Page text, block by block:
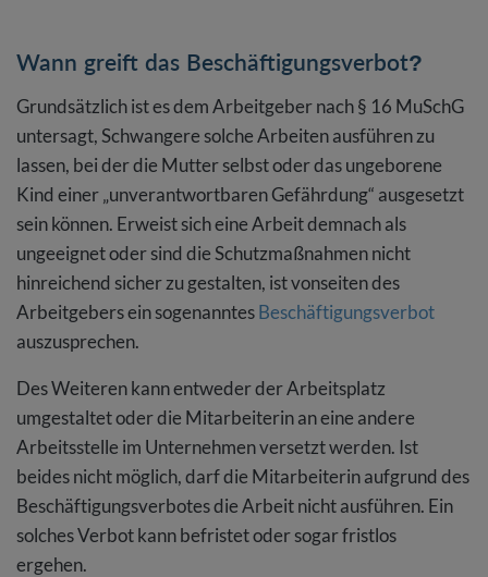
Wann greift das Beschäftigungsverbot?
Grundsätzlich ist es dem Arbeitgeber nach § 16 MuSchG
untersagt, Schwangere solche Arbeiten ausführen zu
lassen, bei der die Mutter selbst oder das ungeborene
Kind einer „unverantwortbaren Gefährdung“ ausgesetzt
sein können. Erweist sich eine Arbeit demnach als
ungeeignet oder sind die Schutzmaßnahmen nicht
hinreichend sicher zu gestalten, ist vonseiten des
Arbeitgebers ein sogenanntesBeschäftigungsverbot
auszusprechen.
Des Weiteren kann entweder der Arbeitsplatz
umgestaltet oder die Mitarbeiterin an eine andere
Arbeitsstelle im Unternehmen versetzt werden. Ist
beides nicht möglich, darf die Mitarbeiterin aufgrund des
Beschäftigungsverbotes die Arbeit nicht ausführen. Ein
solches Verbot kann befristet oder sogar fristlos
ergehen.